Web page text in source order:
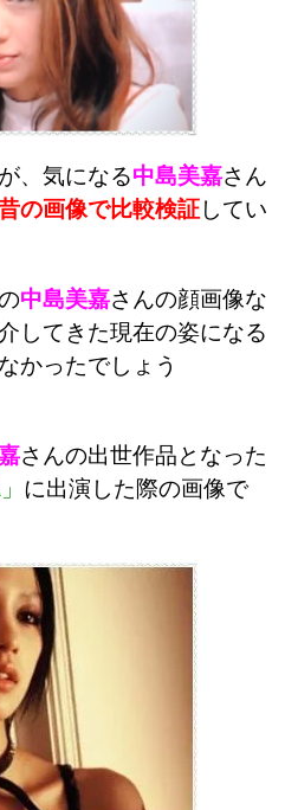
、気になる中島美嘉さん
の画像で比較検証してい
中島美嘉さんの顔画像な
してきた現在の姿になる
かったでしょう
さんの出世作品となった
に出演した際の画像で